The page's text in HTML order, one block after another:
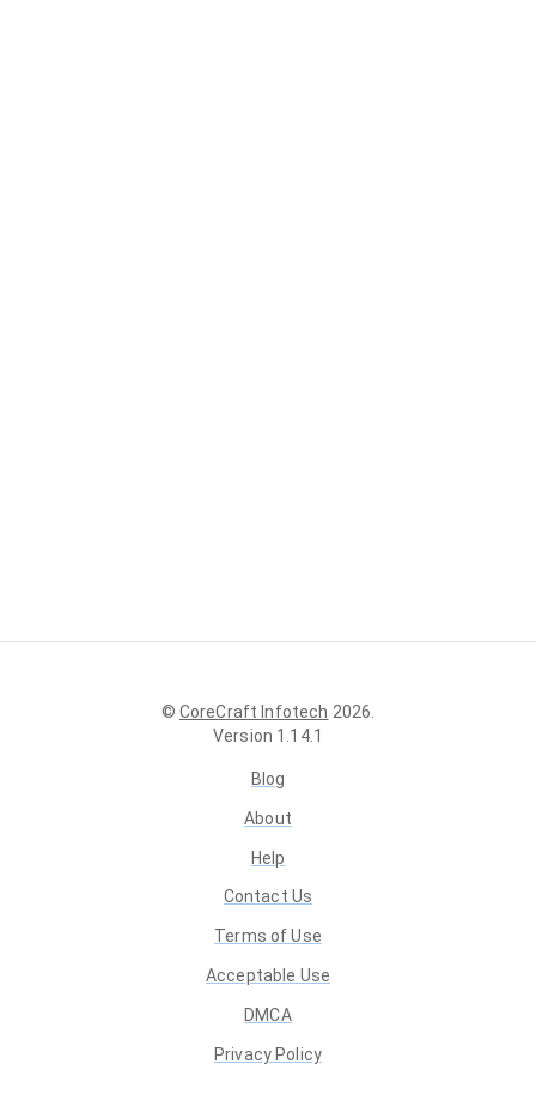
© CoreCraft Infotech 2026
Version 1.14.1
Blog
About
Help
Contact Us
Terms of Use
Acceptable Use
DMCA
Privacy Policy